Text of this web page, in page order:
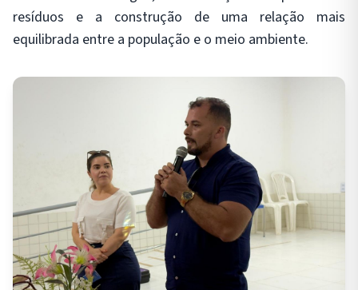
resíduos e a construção de uma relação mais
equilibrada entre a população e o meio ambiente.